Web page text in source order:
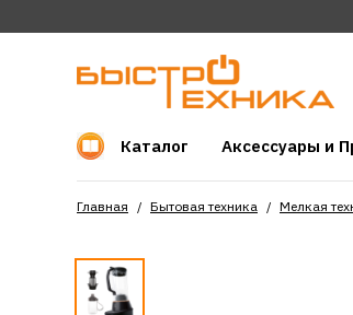
Каталог Аксессуары и
Главная Бытовая техника Мелкая